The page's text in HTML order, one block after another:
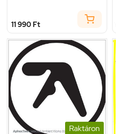
11 990 Ft
Raktáron